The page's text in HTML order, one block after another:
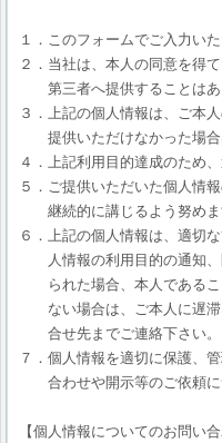
１．このフォームでご入力い
２．当社は、本人の同意を得
第三者へ提供することはあ
３．上記の個人情報は、ご本
提供いただけなかった場
４．上記利用目的達成のため
５．ご提供いただいた個人情
継続的に講じるよう努めま
６．上記の個人情報は、適切
人情報の利用目的の通知
られた場合、本人である
ない場合は、ご本人に遅
合せ先までご連絡下さい。
７．個人情報を適切に保護、
合わせや開示等のご依頼
【個人情報についてのお問い合